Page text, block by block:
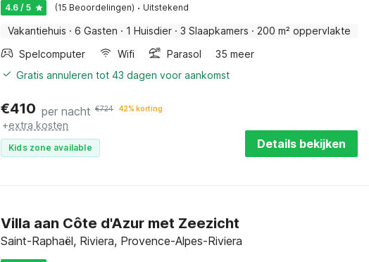
4.6 / 5 (15 Beoordelingen) · Uitstekend
Vakantiehuis · 6 Gasten · 1 Huisdier · 3 Slaapkamers · 200 m² oppervlakte
Spelcomputer
Wifi Parasol
35 meer
Gratis annuleren tot 43 dagen voor aankomst
€410 per nacht €724 42% korting
+extra kosten
Kids zone available Details bekijken
Villa aan Côte d'Azur met Zeezicht
Saint-Raphaël, Riviera, Provence-Alpes-Riviera